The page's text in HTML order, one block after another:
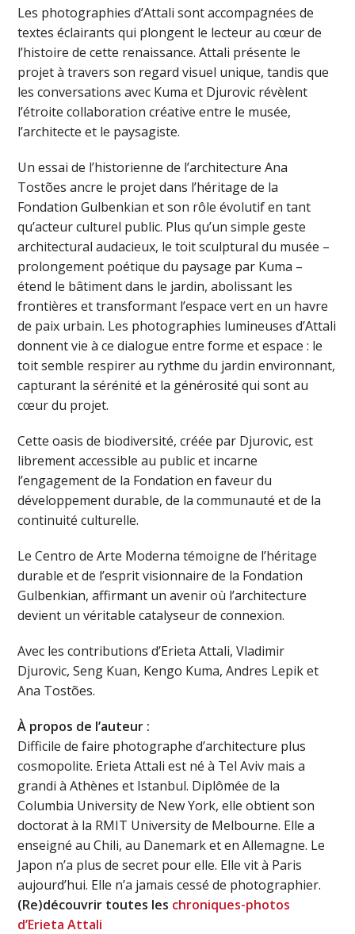
Les photographies d’Attali sont accompagnées de
textes éclairants qui plongent le lecteur au cœur de
l’histoire de cette renaissance. Attali présente le
projet à travers son regard visuel unique, tandis que
les conversations avec Kuma et Djurovic révèlent
l’étroite collaboration créative entre le musée,
l’architecte et le paysagiste.
Un essai de l’historienne de l’architecture Ana
Tostões ancre le projet dans l’héritage de la
Fondation Gulbenkian et son rôle évolutif en tant
qu’acteur culturel public. Plus qu’un simple geste
architectural audacieux, le toit sculptural du musée –
prolongement poétique du paysage par Kuma –
étend le bâtiment dans le jardin, abolissant les
frontières et transformant l’espace vert en un havre
de paix urbain. Les photographies lumineuses d’Attali
donnent vie à ce dialogue entre forme et espace : le
toit semble respirer au rythme du jardin environnant,
capturant la sérénité et la générosité qui sont au
cœur du projet.
Cette oasis de biodiversité, créée par Djurovic, est
librement accessible au public et incarne
l’engagement de la Fondation en faveur du
développement durable, de la communauté et de la
continuité culturelle.
Le Centro de Arte Moderna témoigne de l’héritage
durable et de l’esprit visionnaire de la Fondation
Gulbenkian, affirmant un avenir où l’architecture
devient un véritable catalyseur de connexion.
Avec les contributions d’Erieta Attali, Vladimir
Djurovic, Seng Kuan, Kengo Kuma, Andres Lepik et
Ana Tostões.
À propos de l’auteur :
Difficile de faire photographe d’architecture plus
cosmopolite. Erieta Attali est né à Tel Aviv mais a
grandi à Athènes et Istanbul. Diplômée de la
Columbia University de New York, elle obtient son
doctorat à la RMIT University de Melbourne. Elle a
enseigné au Chili, au Danemark et en Allemagne. Le
Japon n’a plus de secret pour elle. Elle vit à Paris
aujourd’hui. Elle n’a jamais cessé de photographier.
(Re)découvrir toutes les chroniques-photos
d’Erieta Attali